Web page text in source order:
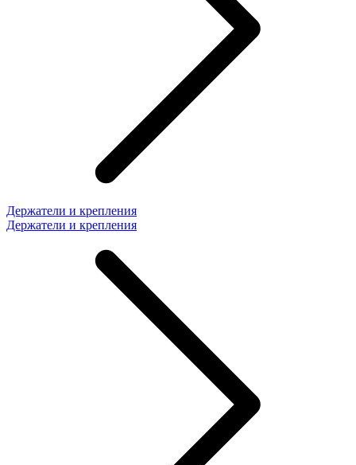
Держатели и крепления
Держатели и крепления